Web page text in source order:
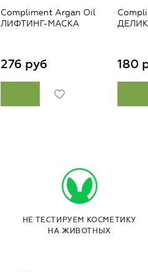
Compliment Argan Oil
ЛИФТИНГ-МАСКА
276 руб 180
НЕ ТЕСТИРУЕМ КОСМЕТИКУ
НА ЖИВОТНЫХ